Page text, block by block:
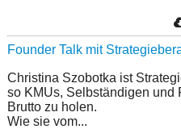
Founder Talk mit
Christina Szobotka ist
so KMUs, Selbständigen und
Brutto zu holen.
Wie sie vom...